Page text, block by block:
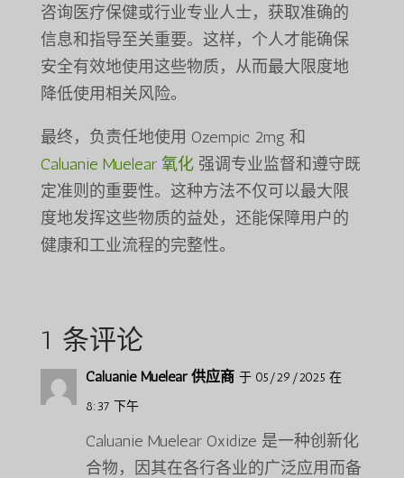
咨询医疗保健或行业专业人士，获取准确的
信息和指导至关重要。这样，个人才能确保
安全有效地使用这些物质，从而最大限度地
降低使用相关风险。
最终，负责任地使用 Ozempic 2mg 和
Caluanie Muelear 氧化强调专业监督和遵守既
定准则的重要性。这种方法不仅可以最大限
度地发挥这些物质的益处，还能保障用户的
健康和工业流程的完整性。
1 条评论
Caluanie Muelear 供应商 于 05/29/2025 在
8:37 下午
Caluanie Muelear Oxidize 是一种创新化
合物，因其在各行各业的广泛应用而备